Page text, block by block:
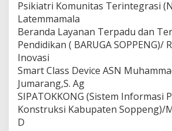
n
n
t
w
r
d
(
Psikiatri Komunitas Terintegrasi
Latemmamala
Beranda Layanan Terpadu dan
Pendidikan ( BARUGA SOPPENG)/
Inovasi
Smart Class Device ASN
Jumarang,S. Ag
SIPATOKKONG (Sistem Informasi
Konstruksi Kabupaten Soppeng)/
D